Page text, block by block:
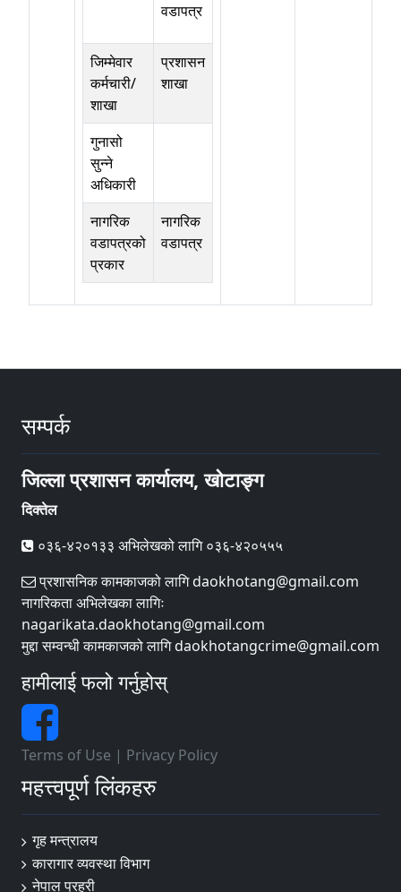
वडापत्र
जिम्मेवार
कर्मचारी/
शाखा
प्रशासन
शाखा
गुनासो
सुन्ने
अधिकारी
नागरिक
वडापत्रको
प्रकार
नागरिक
वडापत्र
सम्पर्क
जिल्ला प्रशासन कार्यालय, खोटाङ्ग
दिक्तेल
०३६-४२०१३३ अभिलेखको लागि ०३६-४२०५५५
प्रशासनिक कामकाजको लागि daokhotang@gmail.com
नागरिकता अभिलेखका लागिः
nagarikata.daokhotang@gmail.com
मुद्दा सम्वन्धी कामकाजको लागि daokhotangcrime@gmail.com
हामीलाई फलो गर्नुहोस्
Terms of Use | Privacy Policy
महत्त्वपूर्ण लिंकहरु
गृह मन्त्रालय
कारागार व्यवस्था विभाग
नेपाल प्रहरी